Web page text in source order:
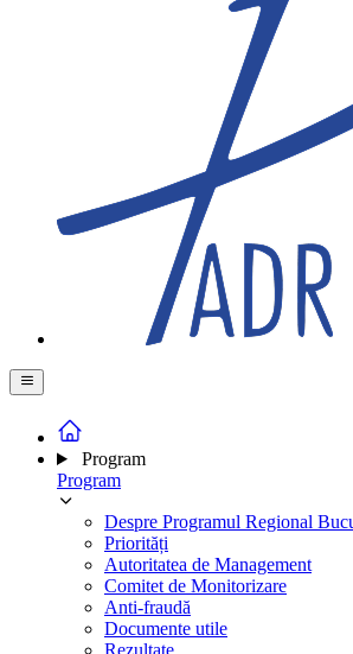
Program
Program
Despre Programul Regional
Priorități
Autoritatea de Management
Comitet de Monitorizare
Anti-fraudă
Documente utile
Rezultate